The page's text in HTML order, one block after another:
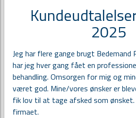
2025
Jeg har flere gange brugt Bedemand
har jeg hver gang fået en
behandling. Omsorgen for mig og
været god. Mine/vores ønsker er
fik lov til at tage afsked som
firmaet.